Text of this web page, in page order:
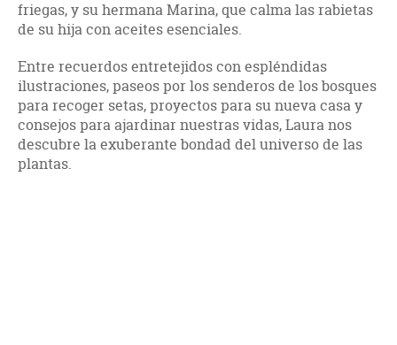
friegas, y su hermana Marina, que calma las rabietas
de su hija con aceites esenciales.
Entre recuerdos entretejidos con espléndidas
ilustraciones, paseos por los senderos de los bosques
para recoger setas, proyectos para su nueva casa y
consejos para ajardinar nuestras vidas, Laura nos
descubre la exuberante bondad del universo de las
plantas.